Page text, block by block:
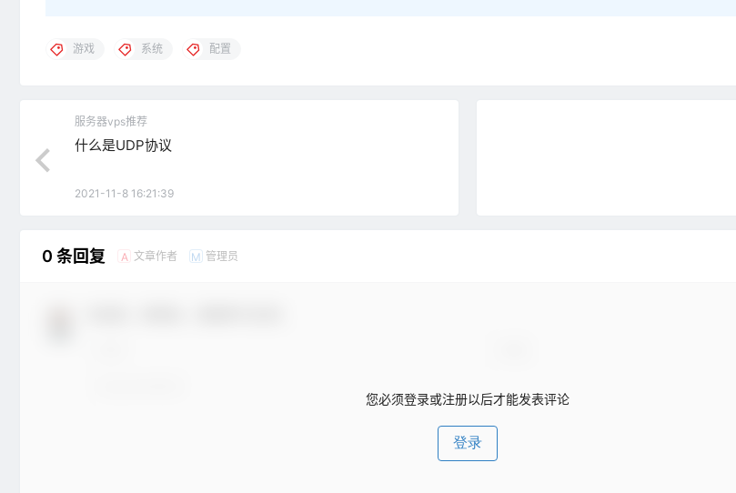
游戏 系统 配置
服务器vps推荐
什么是UDP协议
2021-11-8 16:21:39
0 条回复 A 文章作者 M 管理员
您必须登录或注册以后才能发表评论
登录